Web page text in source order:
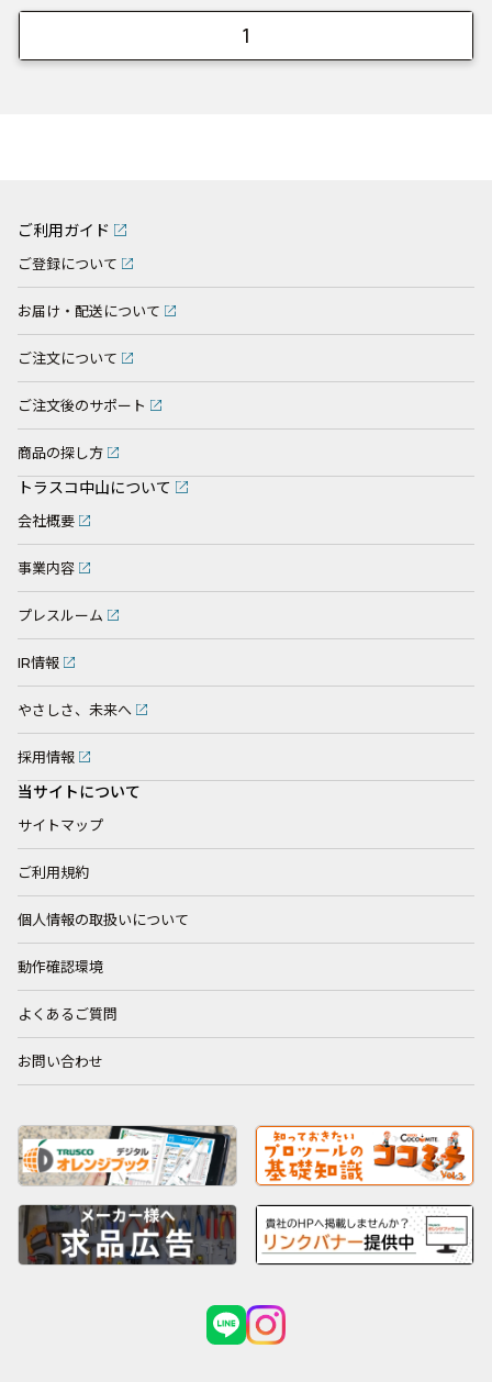
1
ご利用ガイド
ご登録について
お届け・配送について
ご注文について
ご注文後のサポート
商品の探し方
トラスコ中山について
会社概要
事業内容
プレスルーム
IR情報
やさしさ、未来へ
採用情報
当サイトについて
サイトマップ
ご利用規約
個人情報の取扱いについて
動作確認環境
よくあるご質問
お問い合わせ